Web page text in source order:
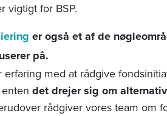
vigtigt for BSP.
er også et af de
på.
erfaring med at rådgive f
det drejer sig om
rådgiver vores team om